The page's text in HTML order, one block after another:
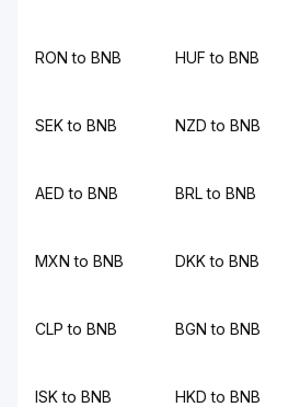
RON to BNB HUF to BNB
SEK to BNB NZD to BNB
AED to BNB BRL to BNB
MXN to BNB DKK to BNB
CLP to BNB BGN to BNB
ISK to BNB HKD to BNB